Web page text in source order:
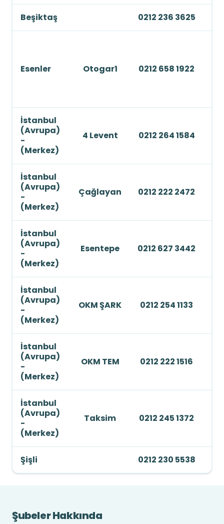
Beşiktaş 0212 236 3625
Esenler Otogar1 0212 658 1922
İstanbul
(Avrupa)
-
(Merkez)
4 Levent 0212 264 1584
İstanbul
(Avrupa)
-
(Merkez)
Çağlayan 0212 222 2472
İstanbul
(Avrupa)
-
(Merkez)
Esentepe 0212 627 3442
İstanbul
(Avrupa)
-
(Merkez)
OKM ŞARK 0212 254 1133
İstanbul
(Avrupa)
-
(Merkez)
OKM TEM 0212 222 1516
İstanbul
(Avrupa)
-
(Merkez)
Taksim 0212 245 1372
Şişli 0212 230 5538
Şubeler Hakkında